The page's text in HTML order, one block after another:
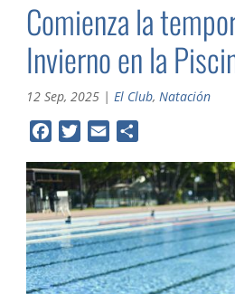
Comienza la
Invierno en la
12 Sep, 2025 |El Club,Natación
c
e
b
o
o
k
i
t
t
e
r
a
i
l
m
p
a
r
t
i